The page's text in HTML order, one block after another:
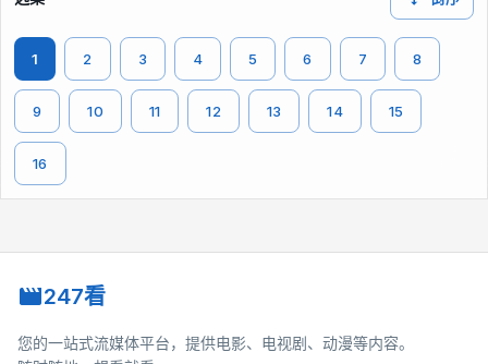
1 2 3 4 5 6 7 8
9 10 11 12 13 14 15
16
247看
您的一站式流媒体平台，提供电影、电视剧、动漫等内容。